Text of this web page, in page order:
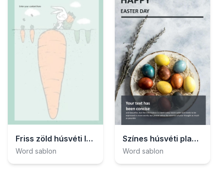
Friss zöld húsvéti levél
Word sablon
Színes húsvéti plakát
Word sablon